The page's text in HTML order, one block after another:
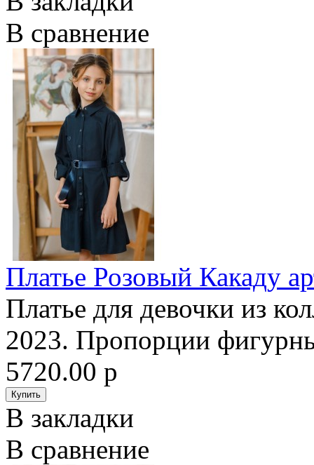
В сравнение
Платье Розовый Какаду
Платье для девочки из
2023. Пропорции
5720.00 р
В закладки
В сравнение